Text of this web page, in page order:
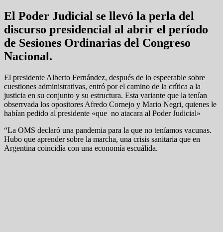
El Poder Judicial se llevó la perla del
discurso presidencial al abrir el período
de Sesiones Ordinarias del Congreso
Nacional.
El presidente Alberto Fernández, después de lo espeerable sobre
cuestiones administrativas, entró por el camino de la crítica a la
justicia en su conjunto y su estructura. Esta variante que la tenían
obserrvada los opositores Afredo Cornejo y Mario Negri, quienes le
habían pedido al presidente «que no atacara al Poder Judicial»
“La OMS declaró una pandemia para la que no teníamos vacunas.
Hubo que aprender sobre la marcha, una crisis sanitaria que en
Argentina coincidía con una economía escuálida.